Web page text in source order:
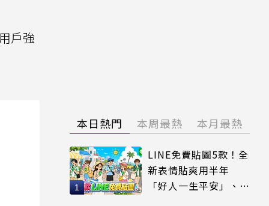
戶強
本日熱門 本周最熱 本月最熱
LINE免費貼圖5款！全
新表情貼爽用半年
「好人一生平安」、